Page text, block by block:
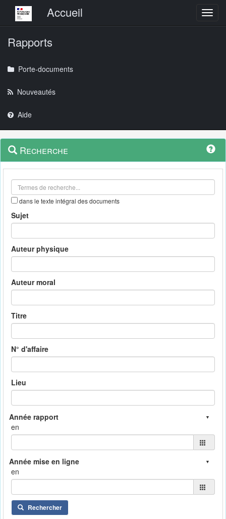
Menu principalAccueil
Rapports
Porte-documents
Nouveautés
Aide
Navigation
outils
Menu
contextuel
Recherche
dans le texte intégral des documents
Sujet
Auteur physique
Auteur moral
Titre
N° d'affaire
Lieu
en
en
Rechercher